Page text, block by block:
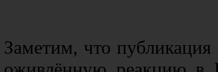
Заметим, что